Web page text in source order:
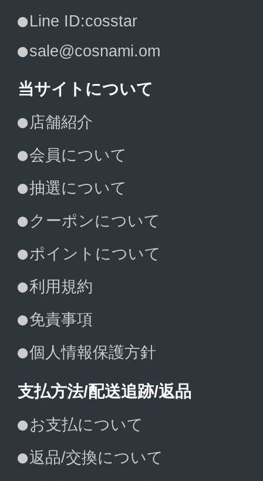
Line ID:cosstar
sale@cosnami.om
当サイトについて
店舗紹介
会員について
抽選について
クーポンについて
ポイントについて
利用規約
免責事項
個人情報保護方針
支払方法/配送追跡/返品
お支払について
返品/交換について